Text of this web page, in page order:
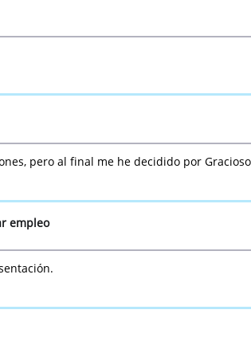
pero al final me he decidido por
empleo